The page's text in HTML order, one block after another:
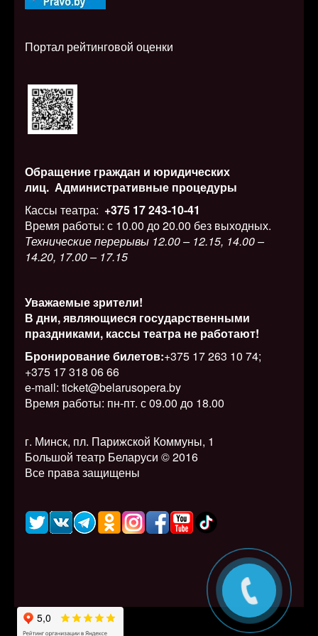
Портал рейтинговой оценки
Обращение граждан и юридических
лиц. Административные процедуры
Кассы театра: +375 17 243-10-41
Время работы: с 10.00 до 20.00 без выходных.
Технические перерывы 12.00 – 12.15, 14.00 –
14.20, 17.00 – 17.15
Уважаемые зрители!
В дни, являющиеся государственными
праздниками, кассы театра не работают!
Бронирование билетов:+375 17 263 10 74;
+375 17 318 06 66
e-mail: ticket@belarusopera.by
Время работы: пн-пт. с 09.00 до 18.00
г. Минск, пл. Парижской Коммуны, 1
Большой театр Беларуси © 2016
Все права защищены